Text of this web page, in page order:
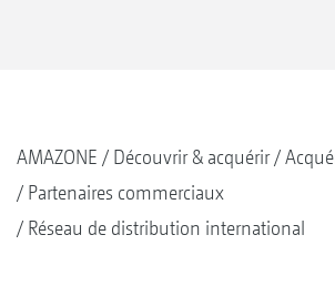
AMAZONE Découvrir & acquérir
Partenaires commerciaux
Réseau de distribution international